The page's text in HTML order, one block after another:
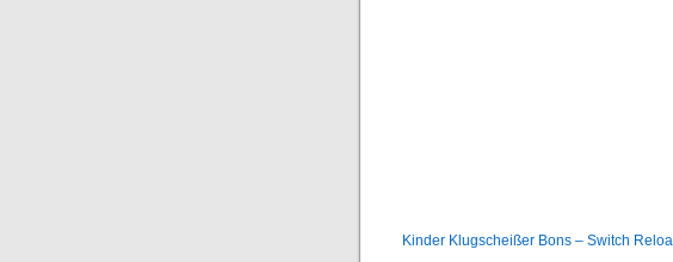
Kinder Klugscheißer Bons – Switch